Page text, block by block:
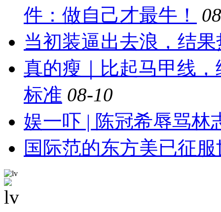
件：做自己才最牛！
当初装逼出去浪，结
真的瘦｜比起马甲线
标准 08-10
娱一吓 | 陈冠希辱骂林
国际范的东方美已征